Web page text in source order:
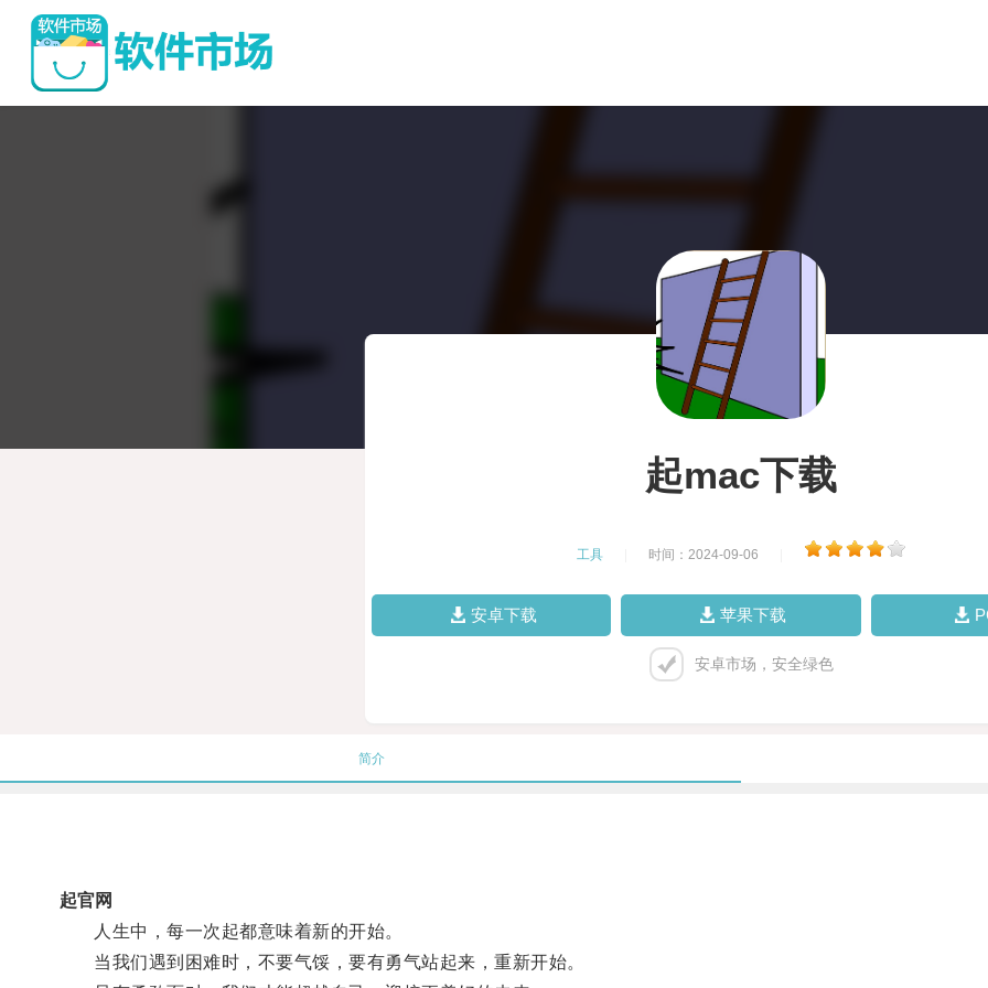
起mac下载
工具 时间：2024-09-06
安卓下载 苹果下载
安卓市场，安全绿色
简介
起官网
人生中，每一次起都意味着新的开始。
当我们遇到困难时，不要气馁，要有勇气站起来，重新开始。